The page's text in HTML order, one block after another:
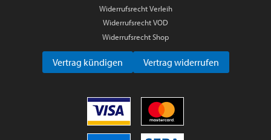
Widerrufsrecht Verleih
Widerrufsrecht VOD
Widerrufsrecht Shop
Vertrag kündigen Vertrag widerrufen